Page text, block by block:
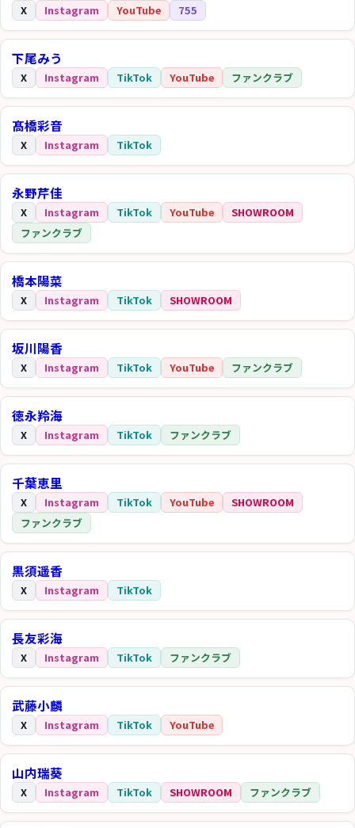
X Instagram YouTube 755
下尾みう
X Instagram TikTok YouTube ファンクラブ
髙橋彩音
X Instagram TikTok
永野芹佳
X Instagram TikTok YouTube
SHOWROOM
ファンクラブ
橋本陽菜
X Instagram TikTok SHOWROOM
坂川陽香
X Instagram TikTok YouTube ファンクラブ
徳永羚海
X Instagram TikTok ファンクラブ
千葉恵里
X Instagram TikTok YouTube
SHOWROOM
ファンクラブ
黒須遥香
X Instagram TikTok
長友彩海
X Instagram TikTok ファンクラブ
武藤小麟
X Instagram TikTok YouTube
山内瑞葵
X Instagram TikTok SHOWROOM ファンクラブ